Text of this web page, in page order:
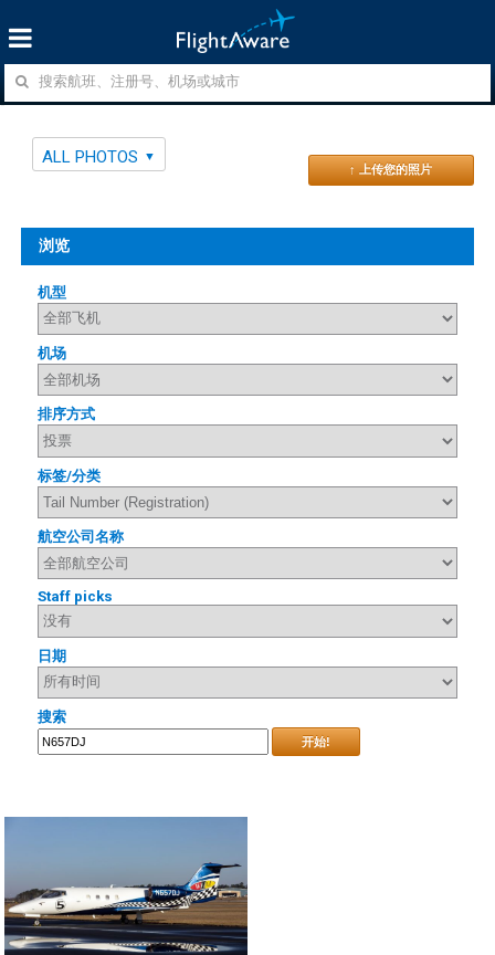
ALL PHOTOS
↑ 上传您的照片
浏览
机型
机场
排序方式
标签/分类
航空公司名称
Staff picks
日期
搜索
开始!